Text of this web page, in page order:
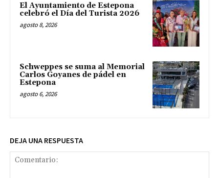
El Ayuntamiento de Estepona
celebró el Día del Turista 2026
agosto 8, 2026
Schweppes se suma al Memorial
Carlos Goyanes de pádel en
Estepona
agosto 6, 2026
DEJA UNA RESPUESTA